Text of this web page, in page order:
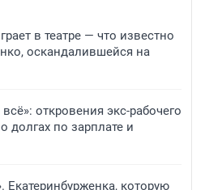
в театре — что известно
оскандалившейся на
откровения экс-рабочего
долгах по зарплате и
которую